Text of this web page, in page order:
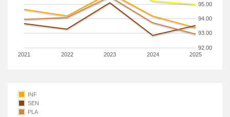
2021 2022 2023 2024 2025
92.00
93.00
94.00
95.00
INF
SEN
PLA